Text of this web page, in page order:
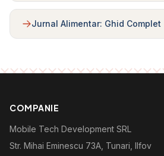
Jurnal Alimentar: Ghid Complet
COMPANIE
Mobile Tech Development SRL
Str. Mihai Eminescu 73A, Tunari, Ilfov